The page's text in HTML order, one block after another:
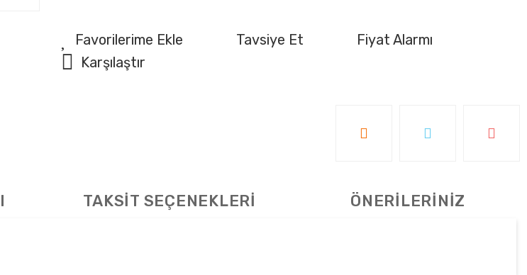
Tavsiye Et
Fiyat Alarmı
Karşılaştır
TAKSİT SEÇENEKLERİ ÖNERİLERİNİZ